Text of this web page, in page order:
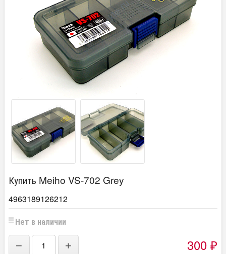
Купить Meiho VS-702 Grey
4963189126212
Нет в наличии
− + 300 ₽